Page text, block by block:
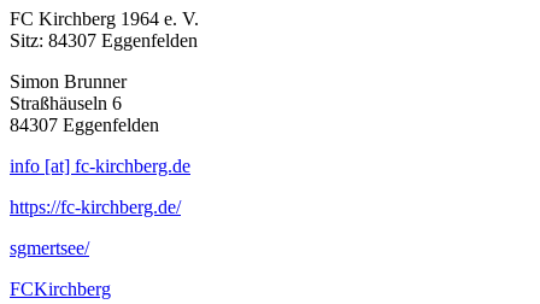
FC Kirchberg 1964 e. V.
Sitz: 84307 Eggenfelden
Simon Brunner
Straßhäuseln 6
84307 Eggenfelden
info [at] fc-kirchberg.de
https://fc-kirchberg.de/
sgmertsee/
FCKirchberg